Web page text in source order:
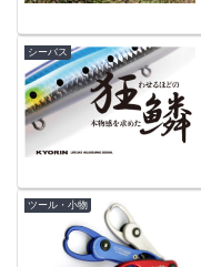
シーバス
ツール・小物